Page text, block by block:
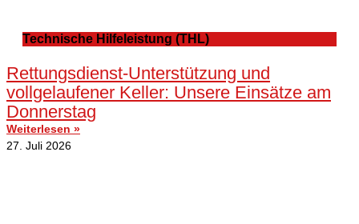
Technische Hilfeleistung (THL)
Rettungsdienst-Unterstützung und
vollgelaufener Keller: Unsere Einsätze am
Donnerstag
Weiterlesen »
27. Juli 2026